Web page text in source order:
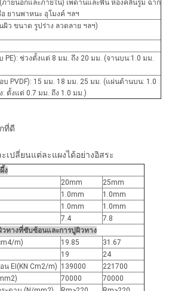
ายนอกและภายใน) เพดานและพื้น ห้องคลีนรูม ฉาก
อ ยานพาหนะ อุโมงค์ ฯลฯ
ผิว ขนาด รูปร่าง ลวดลาย ฯลฯ)
PE): ช่วงตั้งแต่ 8 มม. ถึง 20 มม. (จานบน:1.0 มม.
บ PVDF): 15 มม. 18 มม. 25 มม. (แผ่นด้านบน: 1.0
ตั้งแต่ 0.7 มม. ถึง 1.0 มม.)
ที่ดี
เปลี่ยนแต่ละแผงได้อย่างอิสระ
ง
20mm
25mm
1.0mm
1.0mm
1.0mm
1.0mm
7.4
7.8
ทางที่ซับซ้อนและการปูผิวทาง
m)
19.85
31.67
19
24
น EI(KN Cm2/m) 139000
221700
70000
70000